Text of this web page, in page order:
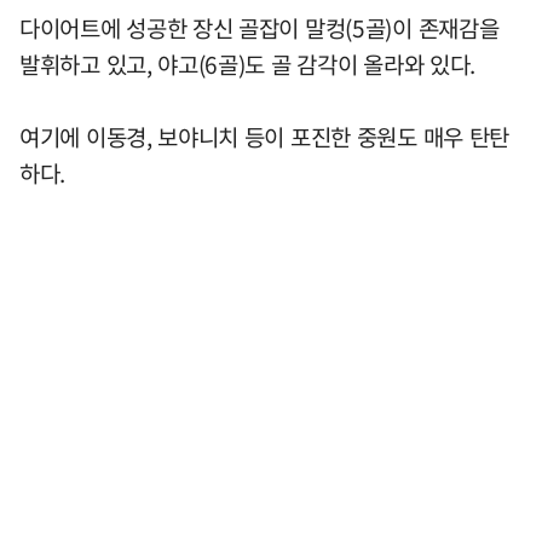
다이어트에 성공한 장신 골잡이 말컹(5골)이 존재감을
발휘하고 있고, 야고(6골)도 골 감각이 올라와 있다.
여기에 이동경, 보야니치 등이 포진한 중원도 매우 탄탄
하다.